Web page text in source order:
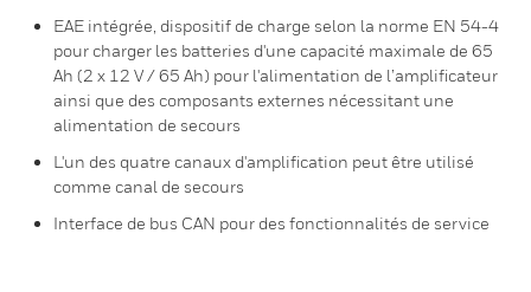
EAE intégrée, dispositif de charge selon la norme EN 54-4
pour charger les batteries d'une capacité maximale de 65
Ah (2 x 12 V / 65 Ah) pour l'alimentation de l’amplificateur
ainsi que des composants externes nécessitant une
alimentation de secours
L'un des quatre canaux d'amplification peut être utilisé
comme canal de secours
Interface de bus CAN pour des fonctionnalités de service